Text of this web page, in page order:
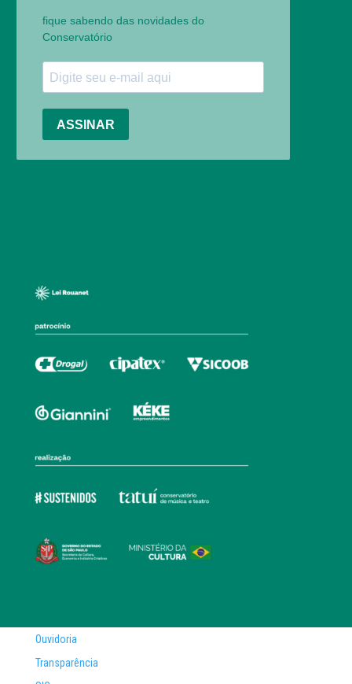
Ouvidoria
Transparência